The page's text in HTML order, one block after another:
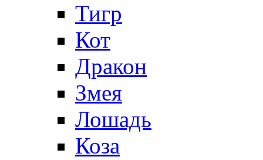
Тигр
Кот
Дракон
Змея
Лошадь
Коза